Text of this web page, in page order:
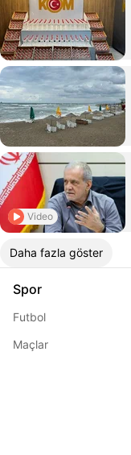
Video
Daha fazla göster
Spor
Futbol
Maçlar